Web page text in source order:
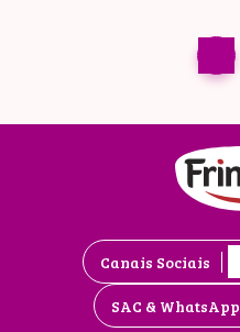
Canais Sociais
SAC & WhatsApp